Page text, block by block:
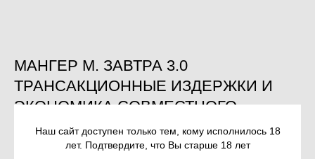
Наш сайт доступен только тем, кому исполнилось 18
лет. Подтвердите, что Вы старше 18 лет
МАНГЕР М. ЗАВТРА 3.0
ТРАНСАКЦИОННЫЕ ИЗДЕРЖКИ И
ЭКОНОМИКА СОВМЕСТНОГО
ИСПОЛЬЗОВАНИЯ
978-5-7598-2191-5